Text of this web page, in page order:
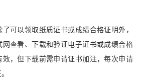
可以领取纸质证书或成绩合格证明外，
查看、下载和验证电子证书或成绩合格
，但下载前需申请证书加注，每次申请